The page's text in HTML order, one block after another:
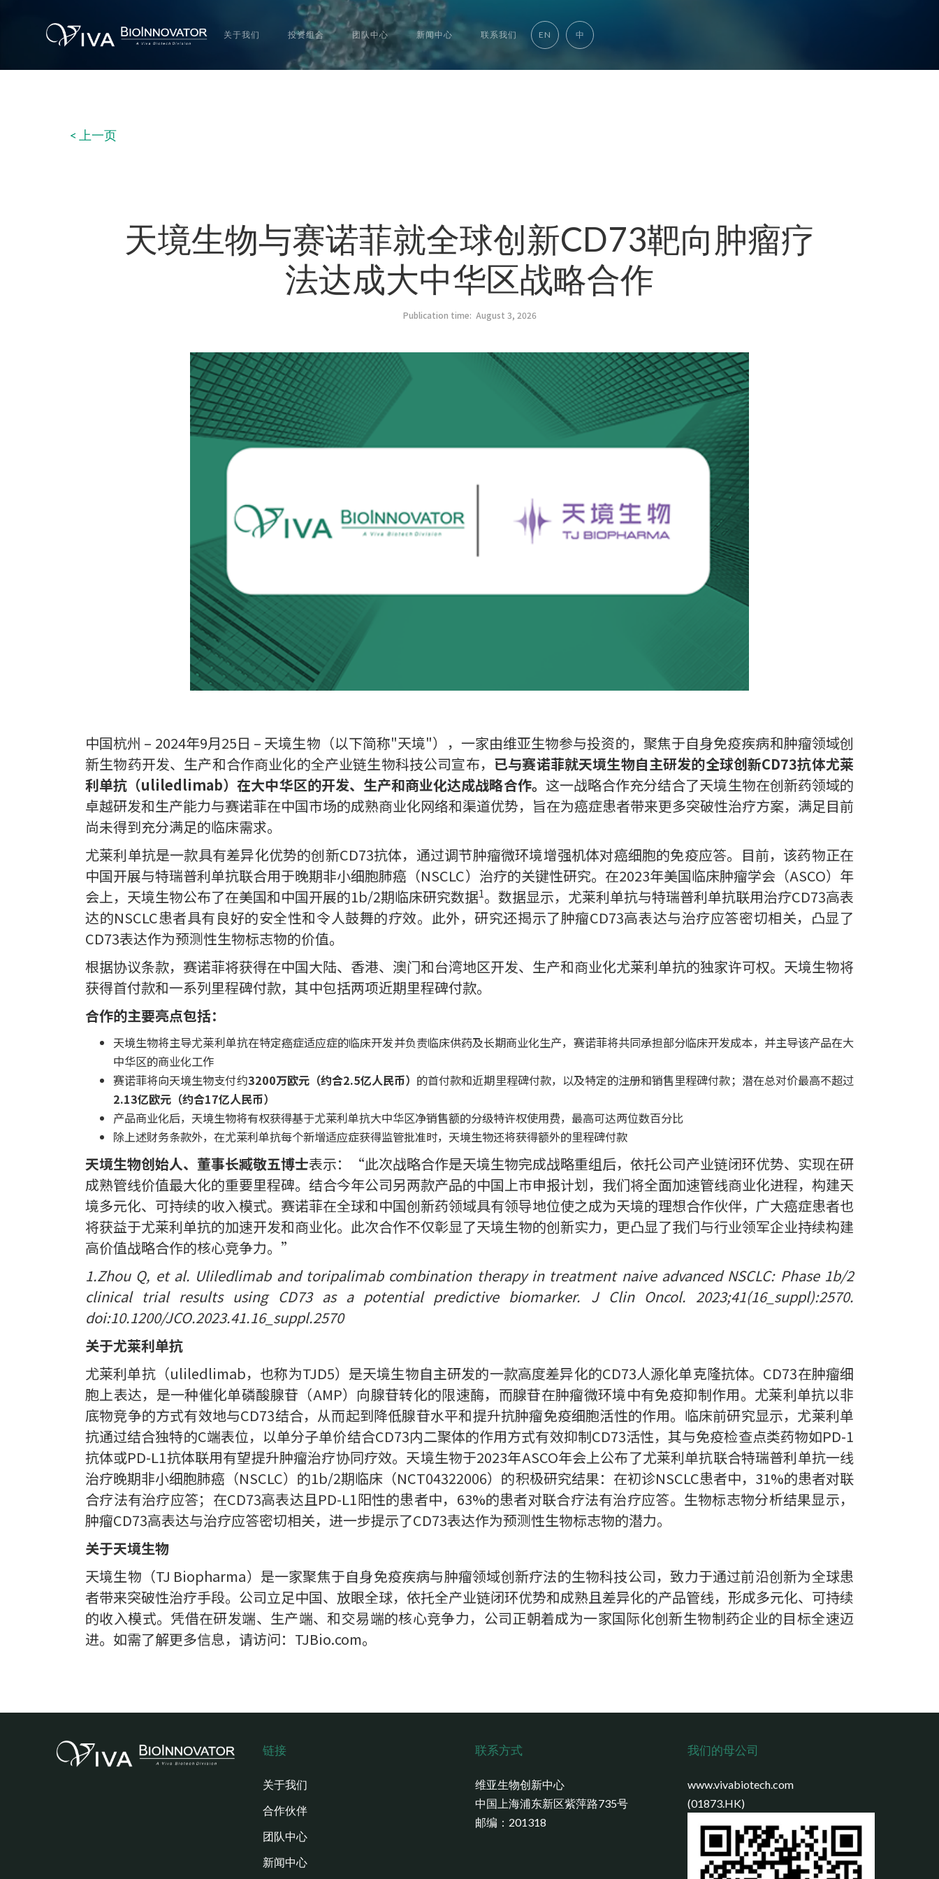
关于我们 投资组合 团队中心 新闻中心 联系我们 EN 中
< 上一页
天境生物与赛诺菲就全球创新CD73靶向肿瘤疗
法达成大中华区战略合作
Publication time: August 3, 2026
中国杭州 – 2024年9月25日 – 天境生物（以下简称"天境"），一家由维亚生物参与投资的，聚焦于自身免疫疾病和肿瘤领域创
新生物药开发、生产和合作商业化的全产业链生物科技公司宣布， 已与赛诺菲就天境生物自主研发的全球创新CD73抗体尤莱
利单抗（uliledlimab）在大中华区的开发、生产和商业化达成战略合作。 这一战略合作充分结合了天境生物在创新药领域的
卓越研发和生产能力与赛诺菲在中国市场的成熟商业化网络和渠道优势，旨在为癌症患者带来更多突破性治疗方案，满足目前
尚未得到充分满足的临床需求。
尤莱利单抗是一款具有差异化优势的创新CD73抗体，通过调节肿瘤微环境增强机体对癌细胞的免疫应答。目前，该药物正在
中国开展与特瑞普利单抗联合用于晚期非小细胞肺癌（NSCLC）治疗的关键性研究。在2023年美国临床肿瘤学会（ASCO）年
会上，天境生物公布了在美国和中国开展的1b/2期临床研究数据1。数据显示，尤莱利单抗与特瑞普利单抗联用治疗CD73高表
达的NSCLC患者具有良好的安全性和令人鼓舞的疗效。此外，研究还揭示了肿瘤CD73高表达与治疗应答密切相关，凸显了
CD73表达作为预测性生物标志物的价值。
根据协议条款，赛诺菲将获得在中国大陆、香港、澳门和台湾地区开发、生产和商业化尤莱利单抗的独家许可权。天境生物将
获得首付款和一系列里程碑付款，其中包括两项近期里程碑付款。
合作的主要亮点包括：
天境生物将主导尤莱利单抗在特定癌症适应症的临床开发并负责临床供药及长期商业化生产，赛诺菲将共同承担部分临床开发成本，并主导该产品在大
中华区的商业化工作
赛诺菲将向天境生物支付约3200万欧元（约合2.5亿人民币） 的首付款和近期里程碑付款，以及特定的注册和销售里程碑付款；潜在总对价最高不超过
2.13亿欧元（约合17亿人民币）
产品商业化后，天境生物将有权获得基于尤莱利单抗大中华区净销售额的分级特许权使用费，最高可达两位数百分比
除上述财务条款外，在尤莱利单抗每个新增适应症获得监管批准时，天境生物还将获得额外的里程碑付款
天境生物创始人、董事长臧敬五博士表示：“此次战略合作是天境生物完成战略重组后，依托公司产业链闭环优势、实现在研
成熟管线价值最大化的重要里程碑。结合今年公司另两款产品的中国上市申报计划，我们将全面加速管线商业化进程，构建天
境多元化、可持续的收入模式。赛诺菲在全球和中国创新药领域具有领导地位使之成为天境的理想合作伙伴，广大癌症患者也
将获益于尤莱利单抗的加速开发和商业化。此次合作不仅彰显了天境生物的创新实力，更凸显了我们与行业领军企业持续构建
高价值战略合作的核心竞争力。”
1.Zhou Q, et al. Uliledlimab and toripalimab combination therapy in treatment naive advanced NSCLC: Phase 1b/2
clinical trial results using CD73 as a potential predictive biomarker. J Clin Oncol. 2023;41(16_suppl):2570.
doi:10.1200/JCO.2023.41.16_suppl.2570
关于尤莱利单抗
尤莱利单抗（uliledlimab，也称为TJD5）是天境生物自主研发的一款高度差异化的CD73人源化单克隆抗体。CD73在肿瘤细
胞上表达，是一种催化单磷酸腺苷（AMP）向腺苷转化的限速酶，而腺苷在肿瘤微环境中有免疫抑制作用。尤莱利单抗以非
底物竞争的方式有效地与CD73结合，从而起到降低腺苷水平和提升抗肿瘤免疫细胞活性的作用。临床前研究显示，尤莱利单
抗通过结合独特的C端表位，以单分子单价结合CD73内二聚体的作用方式有效抑制CD73活性，其与免疫检查点类药物如PD-1
抗体或PD-L1抗体联用有望提升肿瘤治疗协同疗效。天境生物于2023年ASCO年会上公布了尤莱利单抗联合特瑞普利单抗一线
治疗晚期非小细胞肺癌（NSCLC）的1b/2期临床（NCT04322006）的积极研究结果：在初诊NSCLC患者中，31%的患者对联
合疗法有治疗应答；在CD73高表达且PD-L1阳性的患者中，63%的患者对联合疗法有治疗应答。生物标志物分析结果显示，
肿瘤CD73高表达与治疗应答密切相关，进一步提示了CD73表达作为预测性生物标志物的潜力。
关于天境生物
天境生物（TJ Biopharma）是一家聚焦于自身免疫疾病与肿瘤领域创新疗法的生物科技公司，致力于通过前沿创新为全球患
者带来突破性治疗手段。公司立足中国、放眼全球，依托全产业链闭环优势和成熟且差异化的产品管线，形成多元化、可持续
的收入模式。凭借在研发端、生产端、和交易端的核心竞争力，公司正朝着成为一家国际化创新生物制药企业的目标全速迈
进。如需了解更多信息，请访问：TJBio.com。
链接
关于我们
合作伙伴
团队中心
新闻中心
联系方式
维亚生物创新中心
中国上海浦东新区紫萍路735号
邮编：201318
我们的母公司
www.vivabiotech.com
(01873.HK)